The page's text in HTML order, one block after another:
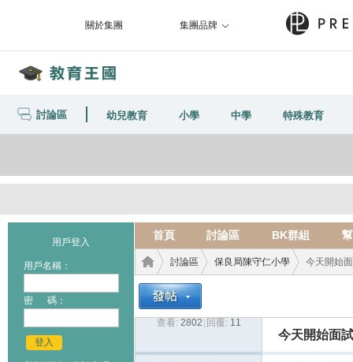
關於集團 集團品牌
討論區 幼兒教育 小學 中學 特殊教育
用戶登入
用戶名稱：
密 碼：
登入
首頁 討論區 BK群組
›
討論區
›
保良局陳守仁小學
›
今天開始
查看: 2802 回覆: 11
今天開始面